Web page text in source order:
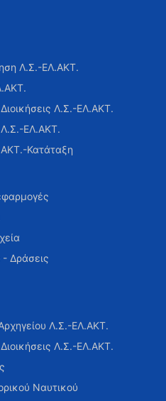
Λ.Σ.-ΕΛ.ΑΚΤ.
Λ.Σ.-ΕΛ.ΑΚΤ.
ΕΛ.ΑΚΤ.
Κατάταξη
- Δράσεις
Λ.Σ.-ΕΛ.ΑΚΤ.
Λ.Σ.-ΕΛ.ΑΚΤ.
Ναυτικού